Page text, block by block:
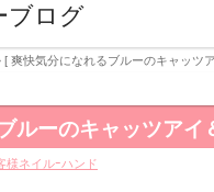
ブログ
[ 爽快気分になれるブルーのキャッツ
ルーのキャッツアイ
様ネイルｰハンド